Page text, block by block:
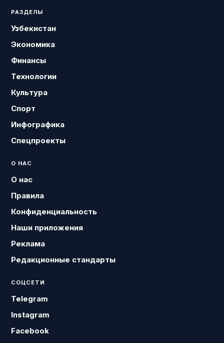
РАЗДЕЛЫ
Узбекистан
Экономика
Финансы
Технологии
Культура
Спорт
Инфографика
Спецпроекты
О НАС
О нас
Правила
Конфиденциальность
Наши приложения
Реклама
Редакционные стандарты
СОЦСЕТИ
Telegram
Instagram
Facebook